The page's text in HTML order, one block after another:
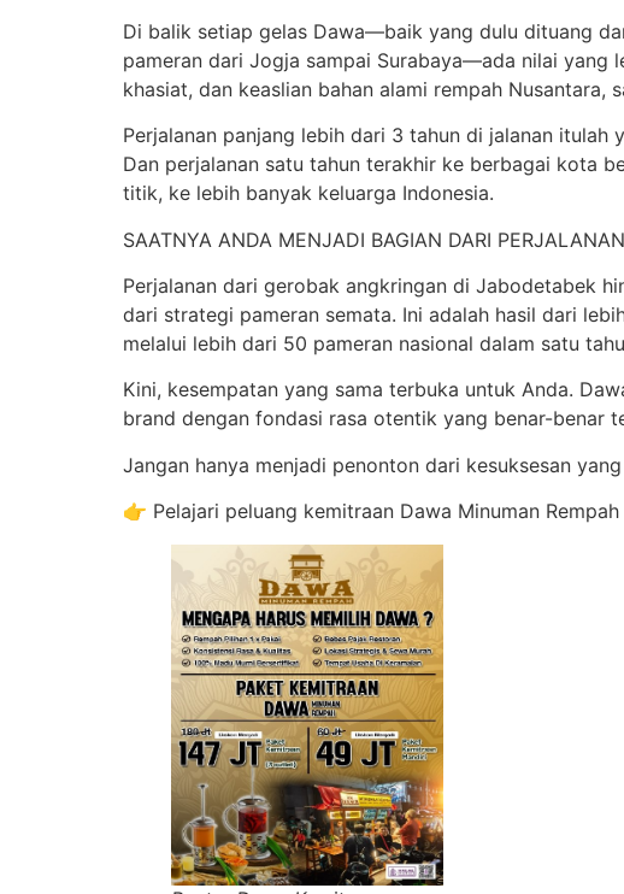
Di balik setiap gelas Dawa—baik yang dulu dituang
pameran dari Jogja sampai Surabaya—ada nilai yang
khasiat, dan keaslian bahan alami rempah
Perjalanan panjang lebih dari 3 tahun di jalanan itulah
Dan perjalanan satu tahun terakhir ke berbagai kota
titik, ke lebih banyak keluarga Indonesia.
SAATNYA ANDA MENJADI BAGIAN DARI
Perjalanan dari gerobak angkringan di Jabodetabek
dari strategi pameran semata. Ini adalah hasil dari
melalui lebih dari 50 pameran nasional dalam satu
Kini, kesempatan yang sama terbuka untuk Anda.
brand dengan fondasi rasa otentik yang benar-benar
Jangan hanya menjadi penonton dari kesuksesan
👉 Pelajari peluang kemitraan Dawa Minuman